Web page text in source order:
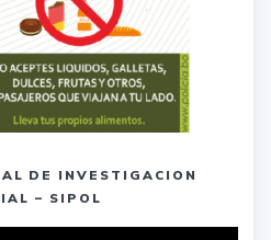
DE INVESTIGACION
– SIPOL